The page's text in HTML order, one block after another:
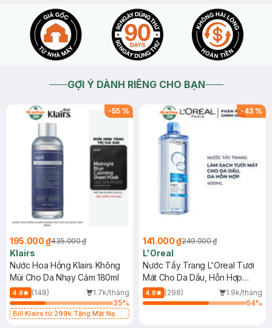
GỢI Ý DÀNH RIÊNG CHO BẠN
-55 %
195.000 ₫435.000 ₫
Klairs
Nước Hoa Hồng Klairs Không
Mùi Cho Da Nhạy Cảm 180ml
4.8 (148)
1.7k/tháng
35%
Bill Klairs từ 299k Tặng Mặt Nạ
-43 %
141.000 ₫249.000 ₫
L'Oreal
Nước Tẩy Trang L'Oreal Tươi
Mát Cho Da Dầu, Hỗn Hợp
400ml
4.8 (298)
1.9k/tháng
64%